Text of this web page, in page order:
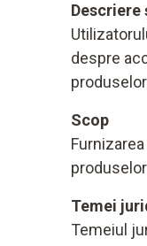
Descriere
despre
Scop
Temei
Temeiul